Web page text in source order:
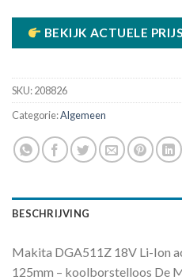
BEKIJK ACTUELE
SKU:208826
Categorie:Algemeen
BESCHRIJVING
Makita DGA511Z 18V Li-Ion
125mm – koolborstelloos De